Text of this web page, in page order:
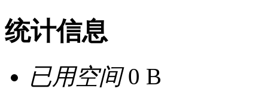
统计信息
已用空间0 B